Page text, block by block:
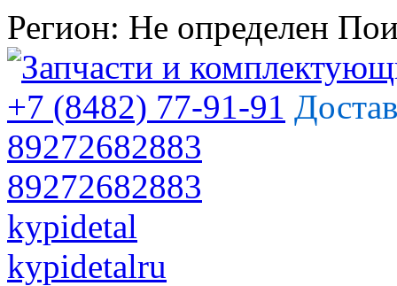
Регион: Не определен
+7 (8482) 77-91-91
89272682883
89272682883
kypidetal
kypidetalru